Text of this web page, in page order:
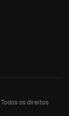
Todos os direitos